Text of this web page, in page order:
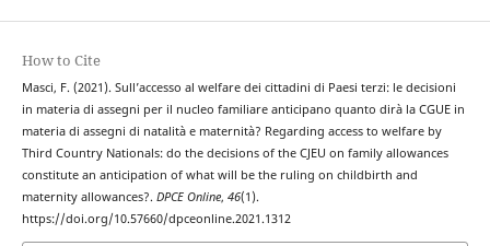
How to Cite
Masci, F. (2021). Sull’accesso al welfare dei cittadini di Paesi terzi: le decisioni
in materia di assegni per il nucleo familiare anticipano quanto dirà la CGUE in
materia di assegni di natalità e maternità? Regarding access to welfare by
Third Country Nationals: do the decisions of the CJEU on family allowances
constitute an anticipation of what will be the ruling on childbirth and
maternity allowances?. DPCE Online, 46(1).
https://doi.org/10.57660/dpceonline.2021.1312